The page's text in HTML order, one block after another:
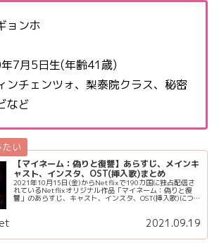
ョンホ
7月5日生(年齢41歳)
ンチェンツォ、梨泰院クラス、秘密
など
【マイネーム：偽りと復讐】あらすじ、メインキ
ャスト、インスタ、OST(挿入歌)まとめ
2021年10月15日(金)からNetflixで190カ国に独占配信さ
れているNetflixオリジナル作品「マイネーム：偽りと復
讐」のあらすじ、キャスト、インスタ、OST(挿入歌)につ
2021.09.19